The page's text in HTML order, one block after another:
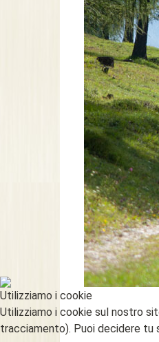
Utilizziamo i cookie
Utilizziamo i cookie sul nostro
tracciamento). Puoi decidere tu